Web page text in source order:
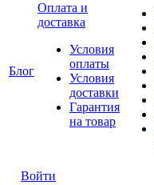
Блог
Оплата и
доставка
Условия
оплаты
Условия
доставки
Гарантия
на товар
Войти